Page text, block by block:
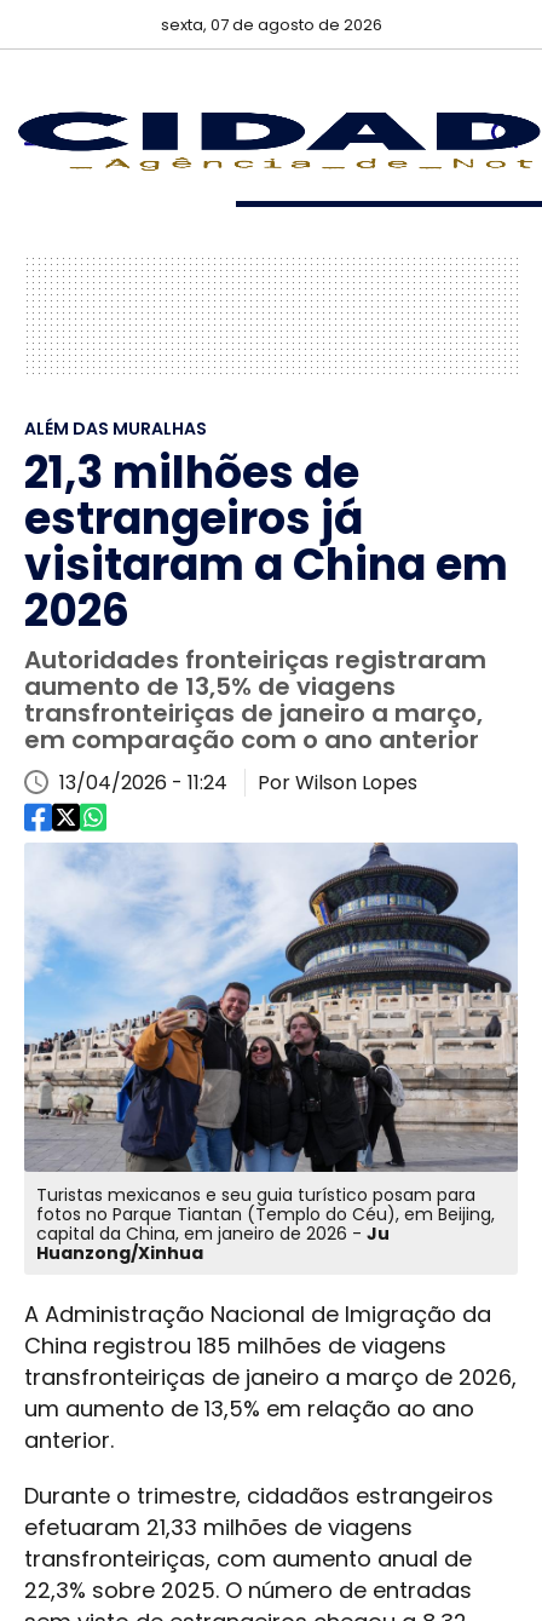
sexta, 07 de agosto de 2026
ALÉM DAS MURALHAS
21,3 milhões de
estrangeiros já
visitaram a China em
2026
Autoridades fronteiriças registraram
aumento de 13,5% de viagens
transfronteiriças de janeiro a março,
em comparação com o ano anterior
13/04/2026 - 11:24 Por Wilson Lopes
Turistas mexicanos e seu guia turístico posam para
fotos no Parque Tiantan (Templo do Céu), em Beijing,
capital da China, em janeiro de 2026 - Ju
Huanzong/Xinhua
A Administração Nacional de Imigração da
China registrou 185 milhões de viagens
transfronteiriças de janeiro a março de 2026,
um aumento de 13,5% em relação ao ano
anterior.
Durante o trimestre, cidadãos estrangeiros
efetuaram 21,33 milhões de viagens
transfronteiriças, com aumento anual de
22,3% sobre 2025. O número de entradas